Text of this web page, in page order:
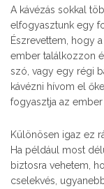
A kávézás sokkal
elfogyasztunk egy
Észrevettem, hogy
ember találkozzon
szó, vagy egy régi
kávézni hívom el
fogyasztja az ember
Különösen igaz ez
Ha például most
biztosra vehetem,
cselekvés,